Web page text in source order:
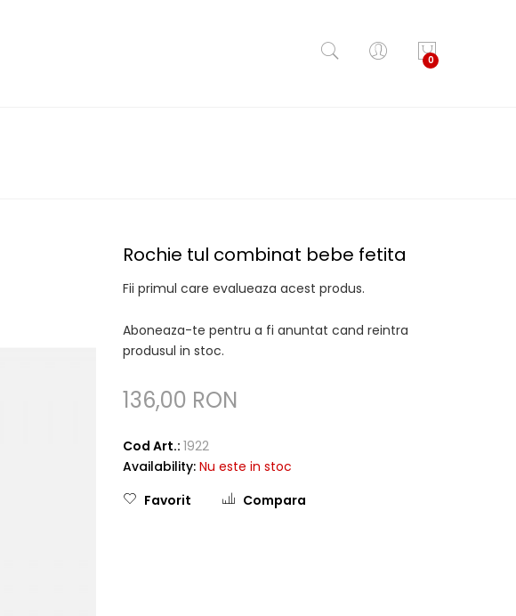
0
Rochie tul combinat bebe fetita
Fii primul care evalueaza acest produs.
Aboneaza-te pentru a fi anuntat cand reintra
produsul in stoc.
136,00 RON
Cod Art.: 1922
Availability: Nu este in stoc
Favorit
Compara